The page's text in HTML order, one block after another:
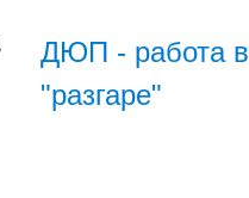
ДЮП - работа в
"разгаре"